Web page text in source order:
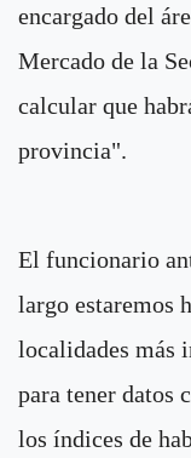
encargado del
Mercado de la
calcular que
provincia".
El funcionario
largo estaremos
localidades más
para tener datos
los índices de